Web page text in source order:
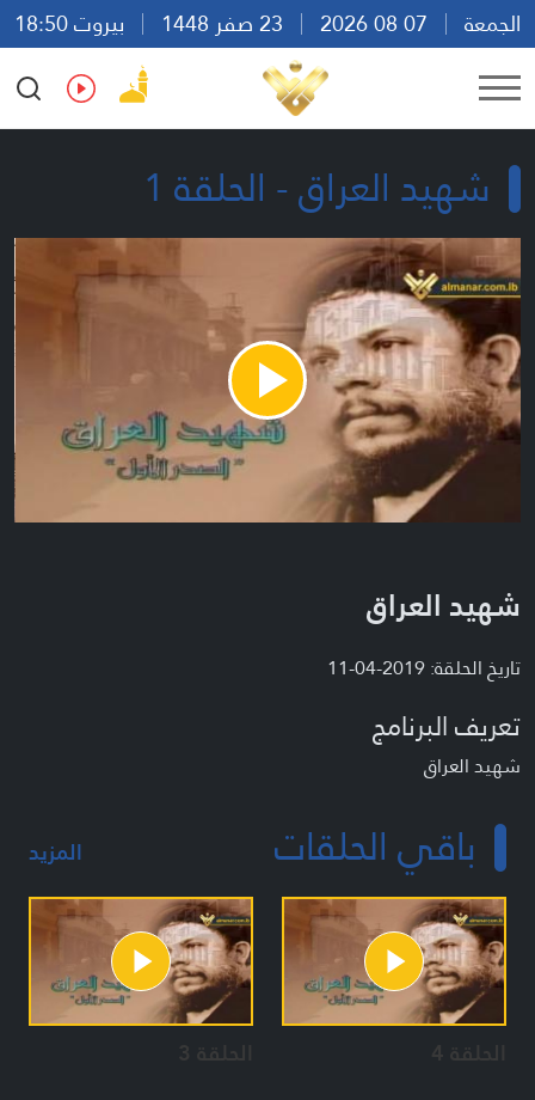
الجمعة
بيروت 18:50
Ar
En Fr Es
شهيد العراق - الحلقة 1
Play
Video
شهيد العراق
تاريخ الحلقة: 2019-04-11
تعريف البرنامج
شهيد العراق
باقي الحلقات المزيد
الحلقة 4 الحلقة 3